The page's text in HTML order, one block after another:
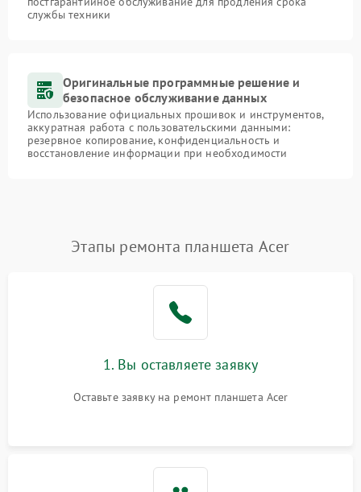
службы техники
Оригинальные программные решение и
безопасное обслуживание данных
Использование официальных прошивок и инструментов,
аккуратная работа с пользовательскими данными:
резервное копирование, конфиденциальность и
восстановление информации при необходимости
Этапы ремонта планшета Acer
1. Вы оставляете заявку
Оставьте заявку на ремонт планшета Acer